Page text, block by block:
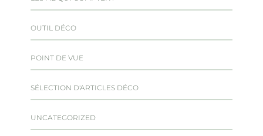
OUTIL DÉCO
POINT DE VUE
SÉLECTION D'ARTICLES DÉCO
UNCATEGORIZED